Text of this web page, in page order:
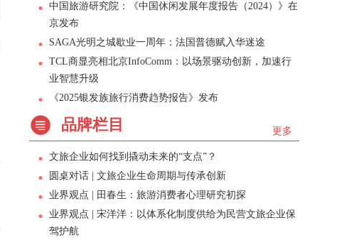
中国旅游研究院：《中国休闲发展年度报告（2024）》在
京发布
SAGA光明之城歇业一周年：法国普德赋入华迷途
TCL商显亮相北京InfoComm：以场景驱动创新，加速行
业智慧升级
《2025银发族旅行消费趋势报告》发布
更多
品牌栏目
文旅企业如何找到撬动未来的“支点”？
圆桌对话 | 文旅企业生命周期与传承创新
业界观点 | 田春生：旅游消费者心理研究初探
业界观点 | 宋洋洋：以体系化制度供给为民营文旅企业保
驾护航